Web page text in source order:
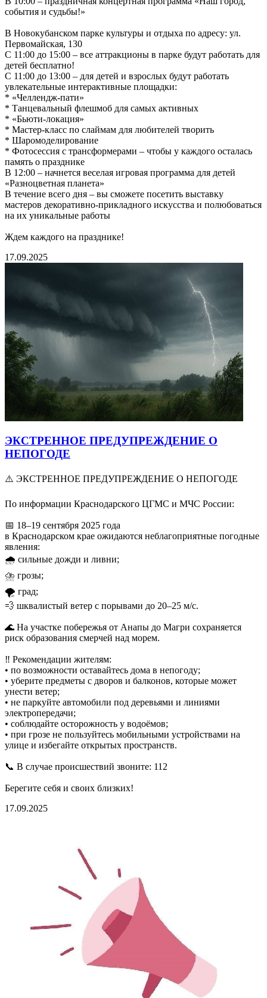
события и судьбы!»
В Новокубанском парке культуры и отдыха по адресу: ул.
Первомайская, 130
С 11:00 до 15:00 – все аттракционы в парке будут работать для
детей бесплатно!
С 11:00 до 13:00 – для детей и взрослых будут работать
увлекательные интерактивные площадки:
* «Челлендж-пати»
* Танцевальный флешмоб для самых активных
* «Бьюти-локация»
* Мастер-класс по слаймам для любителей творить
* Шаромоделирование
* Фотосессия с трансформерами – чтобы у каждого осталась
память о празднике
В 12:00 – начнется веселая игровая программа для детей
«Разноцветная планета»
В течение всего дня – вы сможете посетить выставку
мастеров декоративно-прикладного искусства и полюбоваться
на их уникальные работы
Ждем каждого на празднике!
17.09.2025
ЭКСТРЕННОЕ ПРЕДУПРЕЖДЕНИЕ О
НЕПОГОДЕ
⚠️ ЭКСТРЕННОЕ ПРЕДУПРЕЖДЕНИЕ О НЕПОГОДЕ
По информации Краснодарского ЦГМС и МЧС России:
📅 18–19 сентября 2025 года
в Краснодарском крае ожидаются неблагоприятные погодные
явления:
🌧 сильные дожди и ливни;
⛈ грозы;
🌪 град;
💨 шквалистый ветер с порывами до 20–25 м/с.
🌊 На участке побережья от Анапы до Магри сохраняется
риск образования смерчей над морем.
‼️ Рекомендации жителям:
• по возможности оставайтесь дома в непогоду;
• уберите предметы с дворов и балконов, которые может
унести ветер;
• не паркуйте автомобили под деревьями и линиями
электропередачи;
• соблюдайте осторожность у водоёмов;
• при грозе не пользуйтесь мобильными устройствами на
улице и избегайте открытых пространств.
📞 В случае происшествий звоните: 112
Берегите себя и своих близких!
17.09.2025